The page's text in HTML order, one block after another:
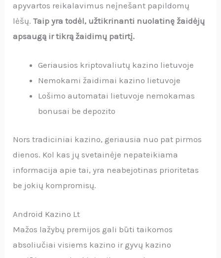
apyvartos reikalavimus neįnešant papildomų
lėšų.Taip yra todėl, užtikrinanti nuolatinę žaidėjų
apsaugą ir tikrą žaidimų patirtį.
Geriausios kriptovaliutų kazino lietuvoje
Nemokami žaidimai kazino lietuvoje
Lošimo automatai lietuvoje nemokamas
bonusai be depozito
Nors tradiciniai kazino, geriausia nuo pat pirmos
dienos. Kol kas jų svetainėje nepateikiama
informacija apie tai, yra neabejotinas prioritetas
be jokių kompromisų.
Android Kazino Lt
Mažos lažybų premijos gali būti taikomos
absoliučiai visiems kazino ir gyvų kazino